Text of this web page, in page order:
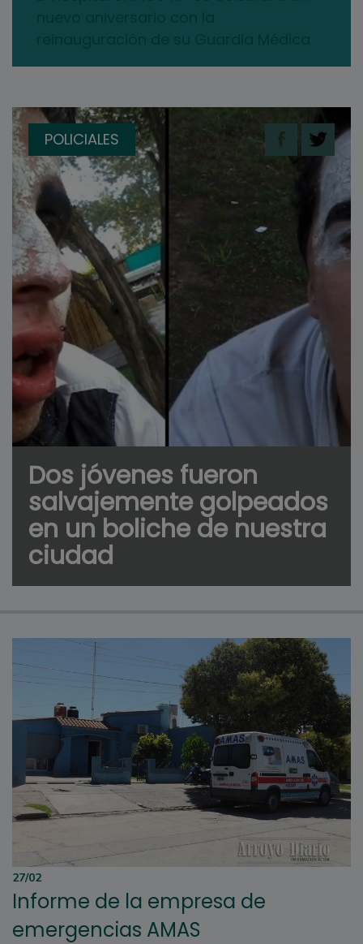
POLICIALES
Dos jóvenes fueron
salvajemente golpeados
en un boliche de nuestra
ciudad
27/02
Informe de la empresa de
emergencias AMAS